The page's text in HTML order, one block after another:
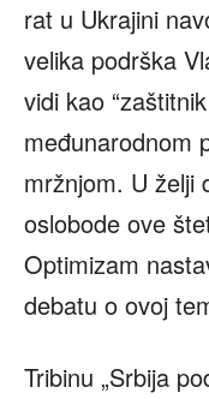
rat u Ukrajini
velika podrška
vidi kao
međunarodnom
mržnjom. U želji
oslobode ove
Optimizam
debatu o ovoj
Tribinu „Srbija